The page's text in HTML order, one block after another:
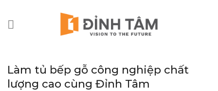
nội
Làm tủ bếp gỗ công nghiệp chất
lượng cao cùng Đỉnh Tâm